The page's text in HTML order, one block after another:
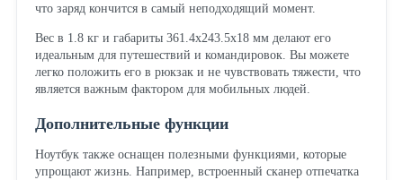
что заряд кончится в самый неподходящий момент.
Вес в 1.8 кг и габариты 361.4x243.5x18 мм делают его
идеальным для путешествий и командировок. Вы можете
легко положить его в рюкзак и не чувствовать тяжести, что
является важным фактором для мобильных людей.
Дополнительные функции
Ноутбук также оснащен полезными функциями, которые
упрощают жизнь. Например, встроенный сканер отпечатка